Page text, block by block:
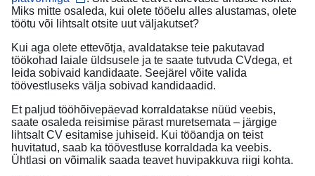
Miks mitte osaleda, kui olete tööelu alles alustamas, olete
töötu või lihtsalt otsite uut väljakutset?
Kui aga olete ettevõtja, avaldatakse teie pakutavad
töökohad laiale üldsusele ja te saate tutvuda CVdega, et
leida sobivaid kandidaate. Seejärel võite valida
töövestluseks välja sobivad kandidaadid.
Et paljud tööhõivepäevad korraldatakse nüüd veebis,
saate osaleda reisimise pärast muretsemata – järgige
lihtsalt CV esitamise juhiseid. Kui tööandja on teist
huvitatud, saab ka töövestluse korraldada ka veebis.
Ühtlasi on võimalik saada teavet huvipakkuva riigi kohta.